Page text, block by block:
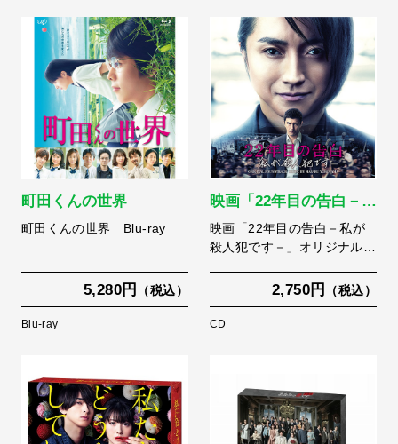
町田くんの世界
町田くんの世界 Blu-ray
5,280円 （税込）
Blu-ray
映画「22年目の告白－…
映画「22年目の告白－私が
殺人犯です－」オリジナル…
2,750円 （税込）
CD